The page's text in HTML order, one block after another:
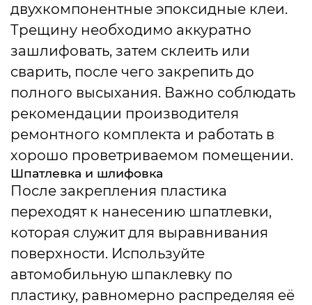
двухкомпонентные эпоксидные клеи.
Трещину необходимо аккуратно
зашлифовать, затем склеить или
сварить, после чего закрепить до
полного высыхания. Важно соблюдать
рекомендации производителя
ремонтного комплекта и работать в
хорошо проветриваемом помещении.
Шпатлевка и шлифовка
После закрепления пластика
переходят к нанесению шпатлевки,
которая служит для выравнивания
поверхности. Используйте
автомобильную шпаклевку по
пластику, равномерно распределяя её